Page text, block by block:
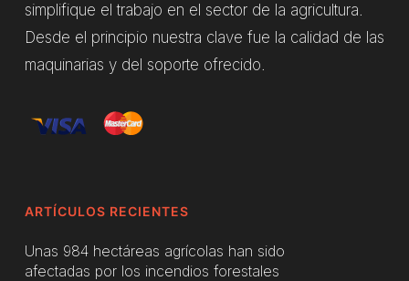
simplifique el trabajo en el sector de la agricultura.
Desde el principio nuestra clave fue la calidad de las
maquinarias y del soporte ofrecido.
ARTÍCULOS RECIENTES
Unas 984 hectáreas agrícolas han sido
afectadas por los incendios forestales